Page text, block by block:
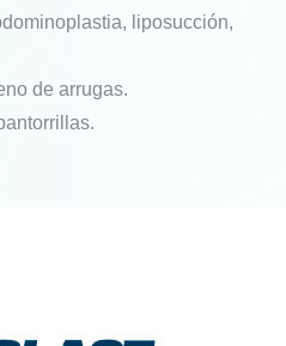
liposucción,
de arrugas.